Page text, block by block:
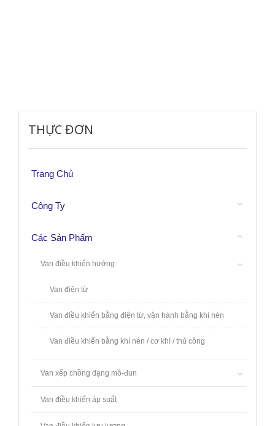
THỰC ĐƠN
Trang Chủ
Công Ty
Các Sản Phẩm
Van điều khiển hướng
Van điện từ
Van điều khiển bằng điện từ, vận hành bằng khí nén
Van điều khiển bằng khí nén / cơ khí / thủ công
Van xếp chồng dạng mô-đun
Van điều khiển áp suất